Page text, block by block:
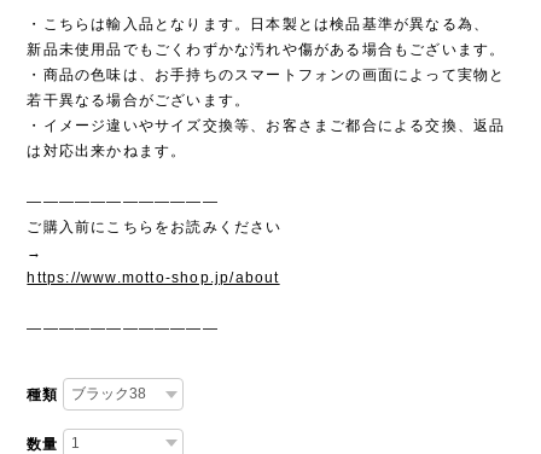
・こちらは輸入品となります。日本製とは検品基準が異なる為、
新品未使用品でもごくわずかな汚れや傷がある場合もございます。
・商品の色味は、お手持ちのスマートフォンの画面によって実物と
若干異なる場合がございます。
・イメージ違いやサイズ交換等、お客さまご都合による交換、返品
は対応出来かねます。
————————————
ご購入前にこちらをお読みください
→
https://www.motto-shop.jp/about
————————————
種類
数量